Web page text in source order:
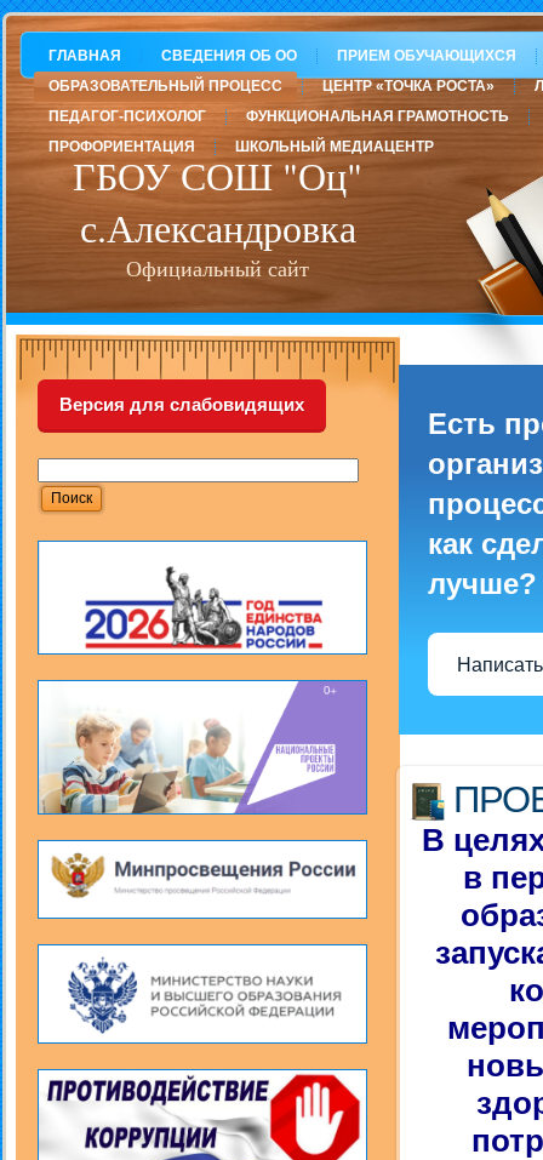
ГБОУ СОШ "Оц"
с.Александровка
Официальный сайт
ГЛАВНАЯ СВЕДЕНИЯ ОБ ОО
ПРИЕМ ОБУЧАЮЩИХСЯ
ОБРАЗОВАТЕЛЬНЫЙ ПРОЦЕСС
ЦЕНТР «ТОЧКА РОСТА»
ПЕДАГОГ-ПСИХОЛОГ
ФУНКЦИОНАЛЬНАЯ ГРАМОТНОСТЬ
ПРОФОРИЕНТАЦИЯ
ШКОЛЬНЫЙ МЕДИАЦЕНТР
Версия для слабовидящих
Есть
как
лучше?
В
в